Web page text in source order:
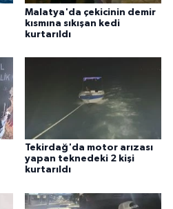
Malatya'da çekicinin demir
kısmına sıkışan kedi
kurtarıldı
Tekirdağ'da motor arızası
yapan teknedeki 2 kişi
kurtarıldı